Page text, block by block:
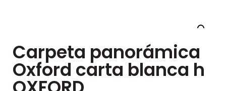
Carpeta panorámica
Oxford carta blanca h